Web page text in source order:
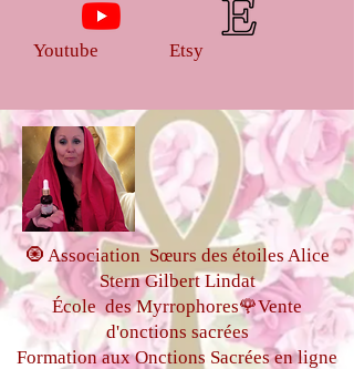
de ses onctions qui annoncent la
résurrection en christ de nos frères et
substituer àun avis, diagnostic ou
traitement médical professionnel.
Les onctions ne sont ni écheangeable
ni remboursable
Youtube Etsy
🧿 Association Sœurs des étoiles Alice
Stern Gilbert Lindat
École des Myrrophores🌹Vente
d'onctions sacrées
Formation aux Onctions Sacréesen ligne